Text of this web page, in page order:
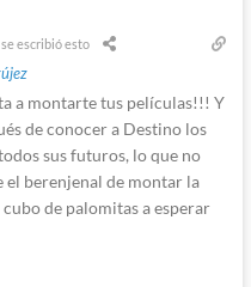
escribió esto
a montarte tus películas!!! Y
de conocer a Destino los
sus futuros, lo que no
berenjenal de montar la
de palomitas a esperar